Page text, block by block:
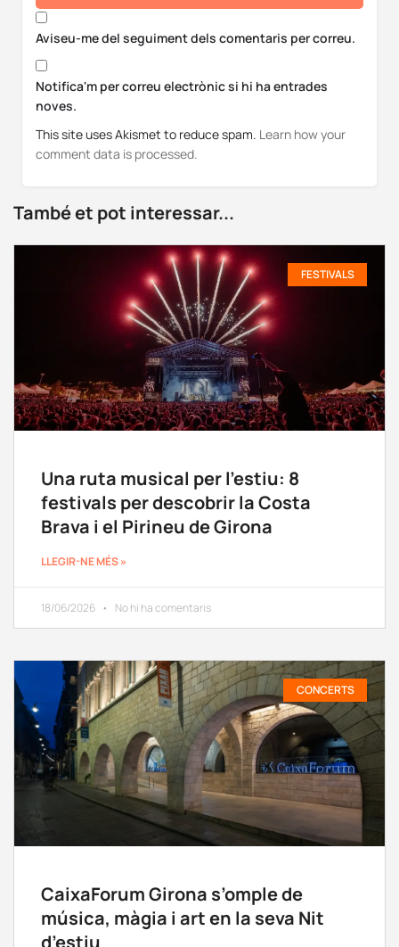
Aviseu-me del seguiment dels comentaris per correu.
Notifica'm per correu electrònic si hi ha entrades
noves.
This site uses Akismet to reduce spam. Learn how your
comment data is processed.
També et pot interessar...
FESTIVALS
Una ruta musical per l’estiu: 8
festivals per descobrir la Costa
Brava i el Pirineu de Girona
LLEGIR-NE MÉS »
18/06/2026 No hi ha comentaris
CONCERTS
CaixaForum Girona s’omple de
música, màgia i art en la seva Nit
d’estiu